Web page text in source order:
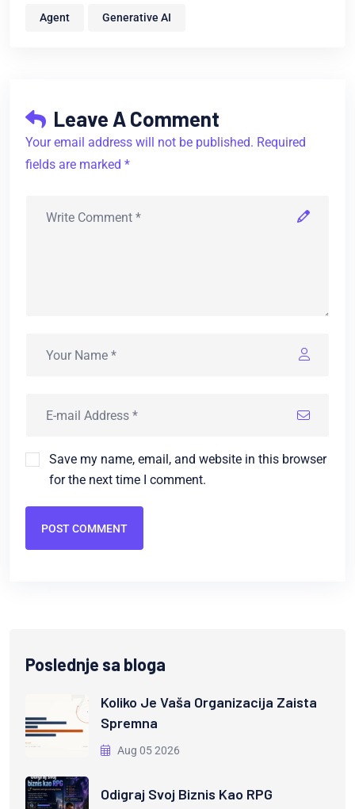
Agent Generative AI
Leave A Comment
Your email address will not be published. Required
fields are marked *
Save my name, email, and website in this browser
for the next time I comment.
POST COMMENT
Poslednje sa bloga
Koliko Je Vaša Organizacija Zaista
Spremna
Aug 05 2026
Odigraj Svoj Biznis Kao RPG